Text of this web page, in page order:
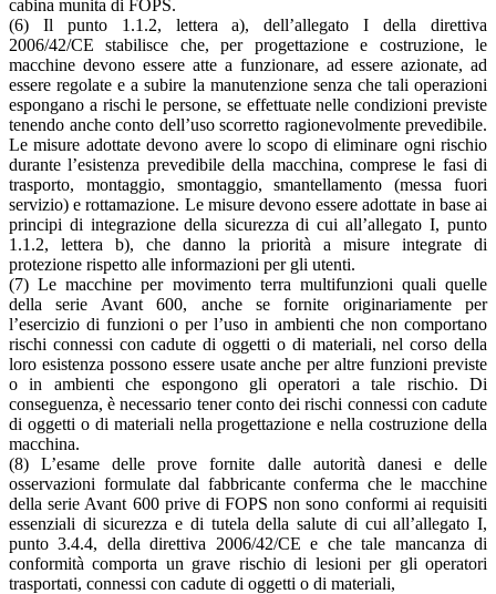
cabina munita di FOPS.
(6) Il punto 1.1.2, lettera a), dell’allegato I della direttiva
2006/42/CE stabilisce che, per progettazione e costruzione, le
macchine devono essere atte a funzionare, ad essere azionate, ad
essere regolate e a subire la manutenzione senza che tali operazioni
espongano a rischi le persone, se effettuate nelle condizioni previste
tenendo anche conto dell’uso scorretto ragionevolmente prevedibile.
Le misure adottate devono avere lo scopo di eliminare ogni rischio
durante l’esistenza prevedibile della macchina, comprese le fasi di
trasporto, montaggio, smontaggio, smantellamento (messa fuori
servizio) e rottamazione. Le misure devono essere adottate in base ai
principi di integrazione della sicurezza di cui all’allegato I, punto
1.1.2, lettera b), che danno la priorità a misure integrate di
protezione rispetto alle informazioni per gli utenti.
(7) Le macchine per movimento terra multifunzioni quali quelle
della serie Avant 600, anche se fornite originariamente per
l’esercizio di funzioni o per l’uso in ambienti che non comportano
rischi connessi con cadute di oggetti o di materiali, nel corso della
loro esistenza possono essere usate anche per altre funzioni previste
o in ambienti che espongono gli operatori a tale rischio. Di
conseguenza, è necessario tener conto dei rischi connessi con cadute
di oggetti o di materiali nella progettazione e nella costruzione della
macchina.
(8) L’esame delle prove fornite dalle autorità danesi e delle
osservazioni formulate dal fabbricante conferma che le macchine
della serie Avant 600 prive di FOPS non sono conformi ai requisiti
essenziali di sicurezza e di tutela della salute di cui all’allegato I,
punto 3.4.4, della direttiva 2006/42/CE e che tale mancanza di
conformità comporta un grave rischio di lesioni per gli operatori
trasportati, connessi con cadute di oggetti o di materiali,